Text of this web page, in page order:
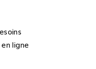
ligne